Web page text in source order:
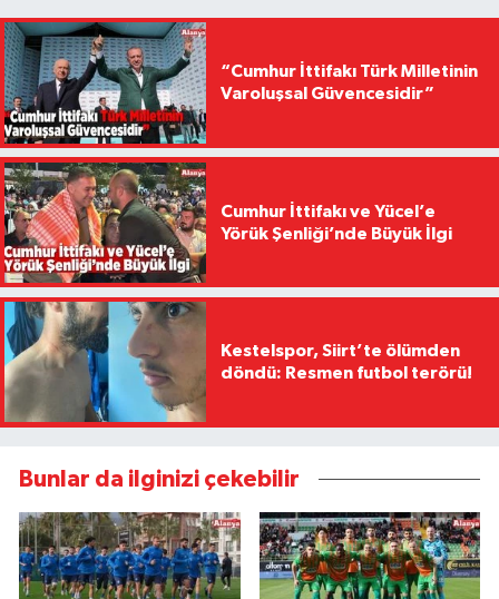
“Cumhur İttifakı Türk Milletinin
Varoluşsal Güvencesidir”
Cumhur İttifakı ve Yücel’e
Yörük Şenliği’nde Büyük İlgi
Kestelspor, Siirt’te ölümden
döndü: Resmen futbol terörü!
Bunlar da ilginizi çekebilir